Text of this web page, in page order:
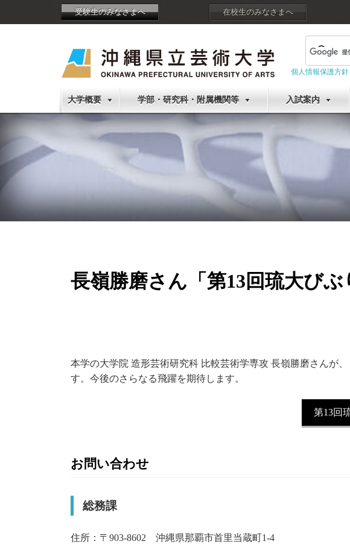
受験生のみなさまへ 在校生のみなさまへ
個人情報保護方針
大学概要 学部・研究科・附属機関等 入試案内
長嶺勝磨さん「第13回琉大び
本学の大学院 造形芸術研究科 比較芸術学専攻 長嶺勝磨さんが
す。今後のさらなる飛躍を期待します。
第13回
お問い合わせ
総務課
住所：〒903-8602 沖縄県那覇市首里当蔵町1-4